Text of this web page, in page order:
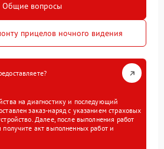
Общие вопросы
прицелов ночного видения
на диагностику и последующий
заказ-наряд с указанием страховых
Далее, после выполнения работ
акт выполненных работ и